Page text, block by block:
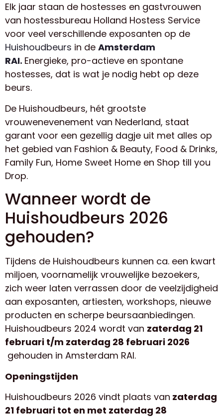
Elk jaar staan de hostesses en gastvrouwen
van hostessbureau Holland Hostess Service
voor veel verschillende exposanten op de
Huishoudbeurs in de Amsterdam
RAI. Energieke, pro-actieve en spontane
hostesses, dat is wat je nodig hebt op deze
beurs.
De Huishoudbeurs, hét grootste
vrouwenevenement van Nederland, staat
garant voor een gezellig dagje uit met alles op
het gebied van Fashion & Beauty, Food & Drinks,
Family Fun, Home Sweet Home en Shop till you
Drop.
Wanneer wordt de
Huishoudbeurs 2026
gehouden?
Tijdens de Huishoudbeurs kunnen ca. een kwart
miljoen, voornamelijk vrouwelijke bezoekers,
zich weer laten verrassen door de veelzijdigheid
aan exposanten, artiesten, workshops, nieuwe
producten en scherpe beursaanbiedingen.
Huishoudbeurs 2024 wordt van zaterdag 21
februari t/m zaterdag 28 februari 2026
gehouden in Amsterdam RAI.
Openingstijden
Huishoudbeurs 2026 vindt plaats van zaterdag
21 februari tot en met zaterdag 28